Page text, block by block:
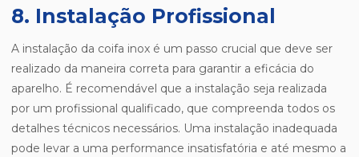
8. Instalação Profissional
A instalação da coifa inox é um passo crucial que deve ser
realizado da maneira correta para garantir a eficácia do
aparelho. É recomendável que a instalação seja realizada
por um profissional qualificado, que compreenda todos os
detalhes técnicos necessários. Uma instalação inadequada
pode levar a uma performance insatisfatória e até mesmo a